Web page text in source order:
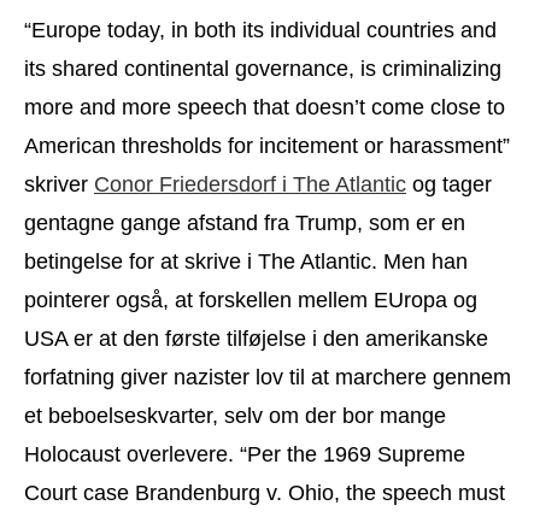
“Europe today, in both its individual countries and
its shared continental governance, is criminalizing
more and more speech that doesn’t come close to
American thresholds for incitement or harassment”
skriver Conor Friedersdorf i The Atlantic og tager
gentagne gange afstand fra Trump, som er en
betingelse for at skrive i The Atlantic. Men han
pointerer også, at forskellen mellem EUropa og
USA er at den første tilføjelse i den amerikanske
forfatning giver nazister lov til at marchere gennem
et beboelseskvarter, selv om der bor mange
Holocaust overlevere. “Per the 1969 Supreme
Court case Brandenburg v. Ohio, the speech must